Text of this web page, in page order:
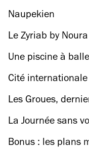
Naupekien
Le Zyriab by Noura
Une piscine à
Montparnasse
Cité
Les Groues,
Voisins ouvre ce
La Journée sans
capitale le 1er
Bonus : les plans